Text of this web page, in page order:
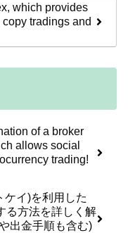
which provides
tradings and
of a broker
allows social
trading!
ケイ)を利用した
る方法を詳しく解
出金手順も含む)